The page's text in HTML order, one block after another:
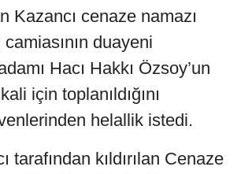
Kazancı cenaze namazı
duayeni
Hacı Hakkı Özsoy’un
için toplanıldığını
helallik istedi.
tarafından kıldırılan Cenaze